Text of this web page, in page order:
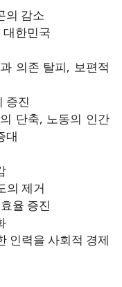
의 감소
대한민국
의존 탈피, 보편적
증진
단축, 노동의 인간
대
의 제거
율 증진
인력을 사회적 경제